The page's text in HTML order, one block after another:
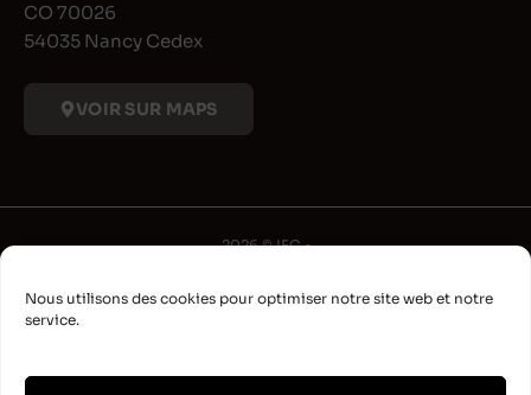
Nous utilisons des cookies pour optimiser notre site web et notre
service.
CO 70026
54035 Nancy Cedex
VOIR SUR MAPS
2026 © IFG •
•